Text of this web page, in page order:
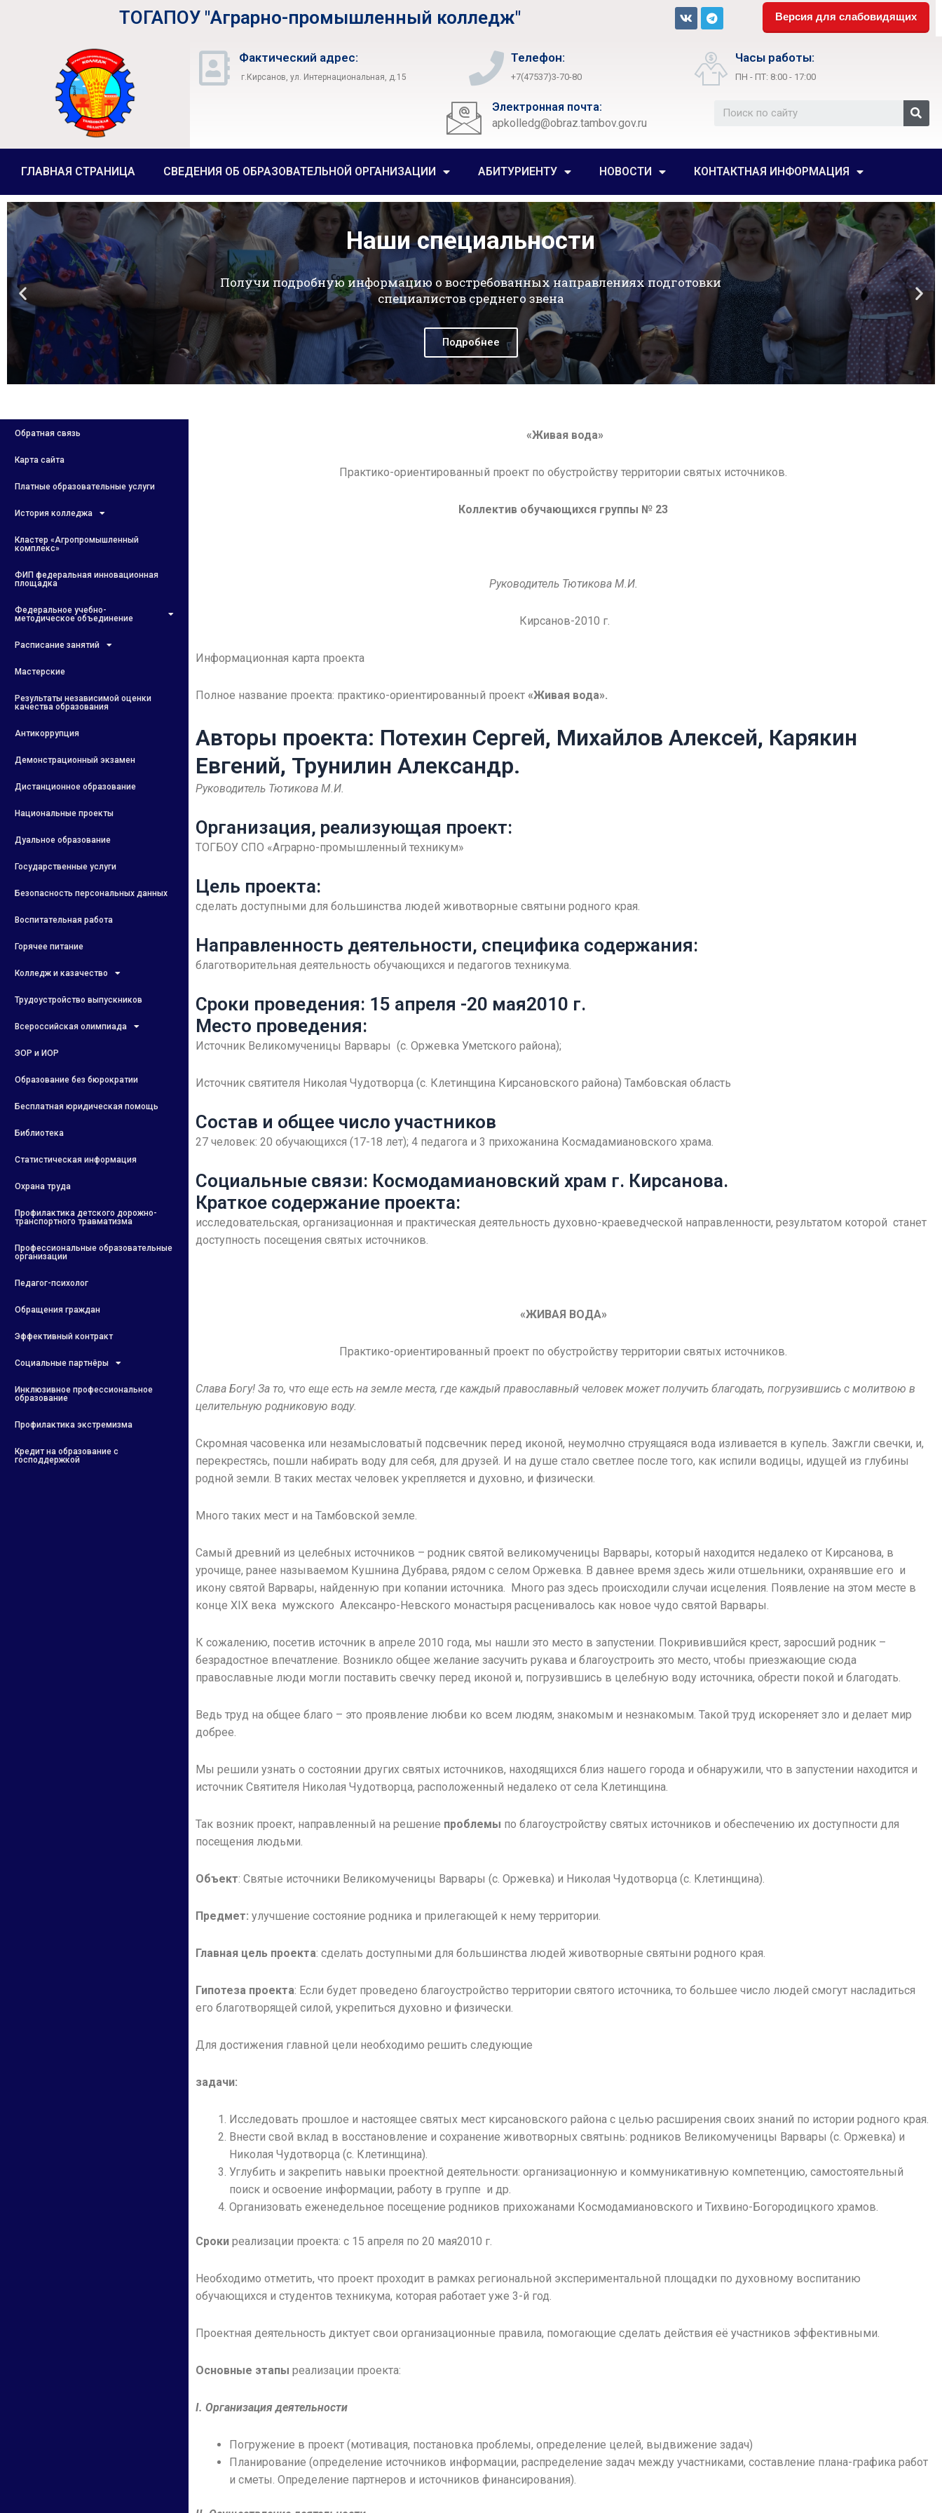
ТОГАПОУ "Аграрно-промышленный колледж" Версия для слабовидящих
Фактический адрес:
г.Кирсанов, ул. Интернациональная, д.15
Телефон:
+7(47537)3-70-80
Часы работы:
ПН - ПТ: 8:00 - 17:00
Электронная почта:
apkolledg@obraz.tambov.gov.ru
ГЛАВНАЯ СТРАНИЦА СВЕДЕНИЯ ОБ ОБРАЗОВАТЕЛЬНОЙ ОРГАНИЗАЦИИ АБИТУРИЕНТУ НОВОСТИ КОНТАКТНАЯ ИНФОРМАЦИЯ
Платные образовательные услуги
Получи подробную информацию о дополнительных программах подготовки в
современных аудиториях и мастерских колледжа
Подробнее
Обратная связь
Карта сайта
Платные образовательные услуги
История колледжа
Кластер «Агропромышленный
комплекс»
ФИП федеральная инновационная
площадка
Федеральное учебно-
методическое объединение
Расписание занятий
Мастерские
Результаты независимой оценки
качества образования
Антикоррупция
Демонстрационный экзамен
Дистанционное образование
Национальные проекты
Дуальное образование
Государственные услуги
Безопасность персональных данных
Воспитательная работа
Горячее питание
Колледж и казачество
Трудоустройство выпускников
Всероссийская олимпиада
ЭОР и ИОР
Образование без бюрократии
Бесплатная юридическая помощь
Библиотека
Статистическая информация
Охрана труда
Профилактика детского дорожно-
транспортного травматизма
Профессиональные образовательные
организации
Педагог-психолог
Обращения граждан
Эффективный контракт
Социальные партнёры
Инклюзивное профессиональное
образование
Профилактика экстремизма
Кредит на образование с
господдержкой
«Живая вода»
Практико-ориентированный проект по обустройству территории святых источников.
Коллектив обучающихся группы № 23
Руководитель Тютикова М.И.
Кирсанов-2010 г.
Информационная карта проекта
Полное название проекта: практико-ориентированный проект «Живая вода».
Авторы проекта: Потехин Сергей, Михайлов Алексей, Карякин
Евгений, Трунилин Александр.
Руководитель Тютикова М.И.
Организация, реализующая проект:
ТОГБОУ СПО «Аграрно-промышленный техникум»
Цель проекта:
сделать доступными для большинства людей животворные святыни родного края.
Направленность деятельности, специфика содержания:
благотворительная деятельность обучающихся и педагогов техникума.
Сроки проведения: 15 апреля -20 мая2010 г.
Место проведения:
Источник Великомученицы Варвары (с. Оржевка Уметского района);
Источник святителя Николая Чудотворца (с. Клетинщина Кирсановского района) Тамбовская область
Состав и общее число участников
27 человек: 20 обучающихся (17-18 лет); 4 педагога и 3 прихожанина Космадамиановского храма.
Социальные связи: Космодамиановский храм г. Кирсанова.
Краткое содержание проекта:
исследовательская, организационная и практическая деятельность духовно-краеведческой направленности, результатом которой станет
доступность посещения святых источников.
«ЖИВАЯ ВОДА»
Практико-ориентированный проект по обустройству территории святых источников.
Слава Богу! За то, что еще есть на земле места, где каждый православный человек может получить благодать, погрузившись с молитвою в
целительную родниковую воду.
Скромная часовенка или незамысловатый подсвечник перед иконой, неумолчно струящаяся вода изливается в купель. Зажгли свечки, и,
перекрестясь, пошли набирать воду для себя, для друзей. И на душе стало светлее после того, как испили водицы, идущей из глубины
родной земли. В таких местах человек укрепляется и духовно, и физически.
Много таких мест и на Тамбовской земле.
Самый древний из целебных источников – родник святой великомученицы Варвары, который находится недалеко от Кирсанова, в
урочище, ранее называемом Кушнина Дубрава, рядом с селом Оржевка. В давнее время здесь жили отшельники, охранявшие его и
икону святой Варвары, найденную при копании источника. Много раз здесь происходили случаи исцеления. Появление на этом месте в
конце XIX века мужского Алексанро-Невского монастыря расценивалось как новое чудо святой Варвары.
К сожалению, посетив источник в апреле 2010 года, мы нашли это место в запустении. Покривившийся крест, заросший родник –
безрадостное впечатление. Возникло общее желание засучить рукава и благоустроить это место, чтобы приезжающие сюда
православные люди могли поставить свечку перед иконой и, погрузившись в целебную воду источника, обрести покой и благодать.
Ведь труд на общее благо – это проявление любви ко всем людям, знакомым и незнакомым. Такой труд искореняет зло и делает мир
добрее.
Мы решили узнать о состоянии других святых источников, находящихся близ нашего города и обнаружили, что в запустении находится и
источник Святителя Николая Чудотворца, расположенный недалеко от села Клетинщина.
Так возник проект, направленный на решение проблемы по благоустройству святых источников и обеспечению их доступности для
посещения людьми.
Объект: Святые источники Великомученицы Варвары (с. Оржевка) и Николая Чудотворца (с. Клетинщина).
Предмет: улучшение состояние родника и прилегающей к нему территории.
Главная цель проекта: сделать доступными для большинства людей животворные святыни родного края.
Гипотеза проекта: Если будет проведено благоустройство территории святого источника, то большее число людей смогут насладиться
его благотворящей силой, укрепиться духовно и физически.
Для достижения главной цели необходимо решить следующие
задачи:
Исследовать прошлое и настоящее святых мест кирсановского района с целью расширения своих знаний по истории родного края.
Внести свой вклад в восстановление и сохранение животворных святынь: родников Великомученицы Варвары (с. Оржевка) и
Николая Чудотворца (с. Клетинщина).
Углубить и закрепить навыки проектной деятельности: организационную и коммуникативную компетенцию, самостоятельный
поиск и освоение информации, работу в группе и др.
Организовать еженедельное посещение родников прихожанами Космодамиановского и Тихвино-Богородицкого храмов.
Срокиреализации проекта: с 15 апреля по 20 мая2010 г.
Необходимо отметить, что проект проходит в рамках региональной экспериментальной площадки по духовному воспитанию
обучающихся и студентов техникума, которая работает уже 3-й год.
Проектная деятельность диктует свои организационные правила, помогающие сделать действия её участников эффективными.
Основные этапы реализации проекта:
I. Организация деятельности
Погружение в проект (мотивация, постановка проблемы, определение целей, выдвижение задач)
Планирование (определение источников информации, распределение задач между участниками, составление плана-графика работ
и сметы. Определение партнеров и источников финансирования).